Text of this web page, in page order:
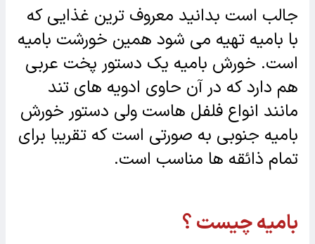
جالب است بدانید معروف ترین غذایی که
با بامیه تهیه می شود همین خورشت بامیه
است. خورش بامیه یک دستور پخت عربی
هم دارد که در آن حاوی ادویه های تند
مانند انواع فلفل هاست ولی دستور خورش
بامیه جنوبی به صورتی است که تقریبا برای
تمام ذائقه ها مناسب است.
بامیه چیست ؟